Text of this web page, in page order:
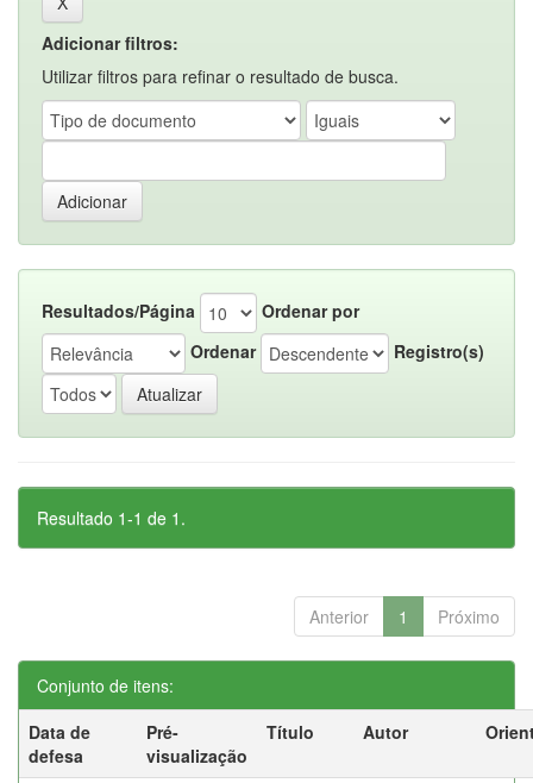
Adicionar filtros:
Utilizar filtros para refinar o resultado de busca.
Resultados/Página
Ordenar por
Ordenar
Registro(s)
Resultado 1-1 de 1.
Anterior 1 Próximo
Conjunto de itens:
Data de
defesa
Pré-
visualização
Título Autor